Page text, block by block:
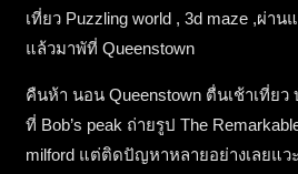
เที่ยว Puzzling world , 3d maze ,ผ่า
แล้วมาพัที่ Queenstown
คืนห้า นอน Queenstown ตื่นเช้าเที่ย
ที่ Bob’s peak ถ่ายรูป The
milford แต่ติดปัญหาหลายอย่างเลยแว